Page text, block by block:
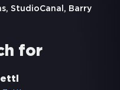
StudioCanal, Barry
for